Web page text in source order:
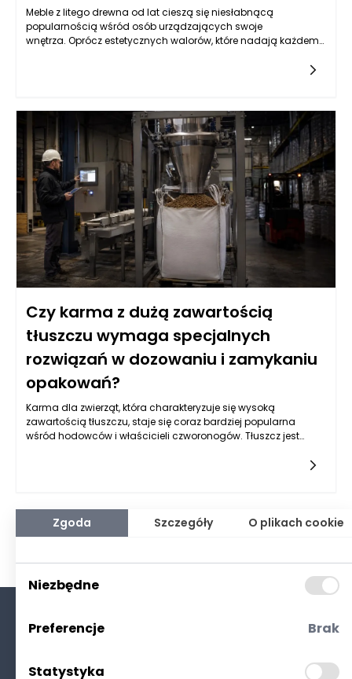
Meble z litego drewna od lat cieszą się niesłabnącą
popularnością wśród osób urządzających swoje
wnętrza. Oprócz estetycznych walorów, które nadają każdemu
ich praktyczność w codziennym użytkowaniu. Warto zwrócić
unikalne właściwości, które wpływają na komfort oraz
funkcjonalność codziennego życia. Meble z litego drewna są
znane z tego, że są niezwykle trwałe, co sprawia, że idealnie
wpisują się w długoterminową perspektywę. W przeciwieństwie
do mebli z płyty wiórowej czy innych kompozytów, meble
drewniane mogą przetrwać wiele lat – a nawet pokoleń, jeśli
będą odpowiednio pielęgnowane. Meble z litego drewna to
inwestycja, która szybko się zwraca, ponieważ nie należy
obawiać się ich wymiany co kilka lat, co jest częstym
przypadkiem w przypadku tańszych alternatyw.
Czy karma z dużą zawartością
tłuszczu wymaga specjalnych
rozwiązań w dozowaniu i zamykaniu
opakowań?
Karma dla zwierząt, która charakteryzuje się wysoką
zawartością tłuszczu, staje się coraz bardziej popularna
wśród hodowców i właścicieli czworonogów. Tłuszcz jest
produktów. Głównym problemem jest zachowanie stabilności
i świeżości karma, ponieważ wysokotłuszczowe składniki
mogą podlegać procesom utleniania, co prowadzi do utraty
opracowaniem receptur, które minimalizują te negatywne
skutki, zyskuje na znaczeniu, co wpływa również na wybór
odpowiednich maszyn pakujących do karmy dla zwierząt.
Zgoda Szczegóły O plikach cookie
Niezbędne
Preferencje Brak
Statystyka